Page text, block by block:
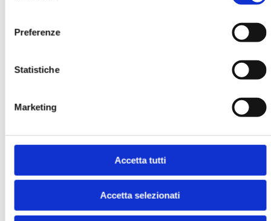
Preferenze
Statistiche
Marketing
Accetta tutti
Accetta selezionati
MOSTRA